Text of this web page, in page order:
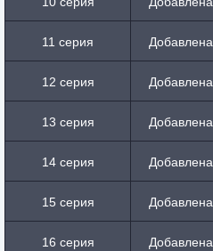
11 серия Добавлена
12 серия Добавлена
13 серия Добавлена
14 серия Добавлена
15 серия Добавлена
16 серия Добавлена